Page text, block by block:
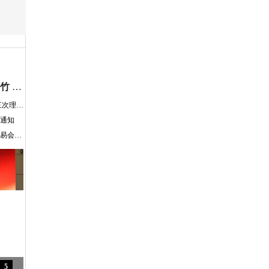
关于召开辽宁省2024年度烟花爆竹 产销交易会的通知
关于召开协会七届三次会员大会 暨七届三次理事会通知
知
关于召开辽宁省2023年度烟花爆竹产销交易会暨协会七届二次会员大会的通知
5